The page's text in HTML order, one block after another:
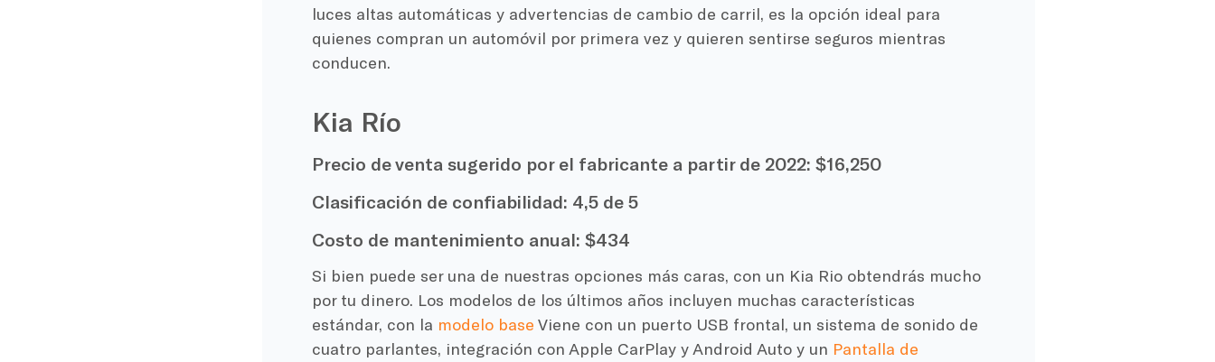
luces altas automáticas y advertencias de cambio de carril, es la opción ideal para
quienes compran un automóvil por primera vez y quieren sentirse seguros mientras
conducen.
Kia Río
Precio de venta sugerido por el fabricante a partir de 2022: $16,250
Clasificación de confiabilidad: 4,5 de 5
Costo de mantenimiento anual: $434
Si bien puede ser una de nuestras opciones más caras, con un Kia Rio obtendrás mucho
por tu dinero. Los modelos de los últimos años incluyen muchas características
estándar, con la modelo base Viene con un puerto USB frontal, un sistema de sonido de
cuatro parlantes, integración con Apple CarPlay y Android Auto y un Pantalla de